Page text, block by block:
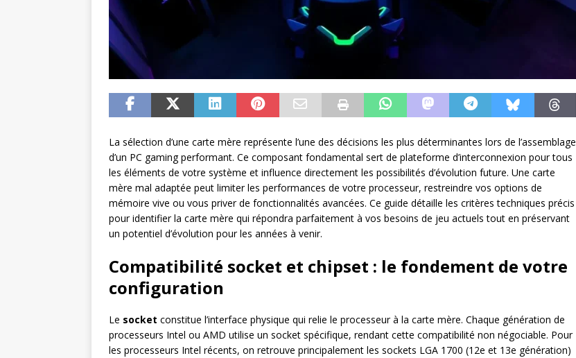
La sélection d’une carte mère représente l’une des décisions les plus déterminantes lors de l’assemblage
d’un PC gaming performant. Ce composant fondamental sert de plateforme d’interconnexion pour tous
les éléments de votre système et influence directement les possibilités d’évolution future. Une carte
mère mal adaptée peut limiter les performances de votre processeur, restreindre vos options de
mémoire vive ou vous priver de fonctionnalités avancées. Ce guide détaille les critères techniques précis
pour identifier la carte mère qui répondra parfaitement à vos besoins de jeu actuels tout en préservant
un potentiel d’évolution pour les années à venir.
Compatibilité socket et chipset : le fondement de votre
configuration
Le socket constitue l’interface physique qui relie le processeur à la carte mère. Chaque génération de
processeurs Intel ou AMD utilise un socket spécifique, rendant cette compatibilité non négociable. Pour
les processeurs Intel récents, on retrouve principalement les sockets LGA 1700 (12e et 13e génération)